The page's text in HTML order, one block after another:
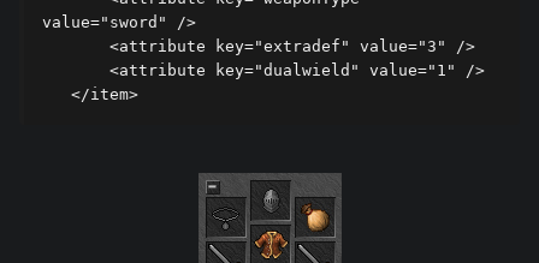
value="sword" />